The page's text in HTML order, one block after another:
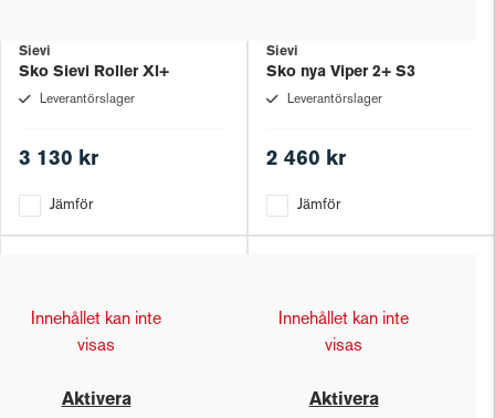
Sievi
Sko Sievi Roller Xl+
Leverantörslager
3 130 kr
Jämför
Sievi
Sko nya Viper 2+ S3
Leverantörslager
2 460 kr
Jämför
Innehållet kan inte
visas
Aktivera
Innehållet kan inte
visas
Aktivera